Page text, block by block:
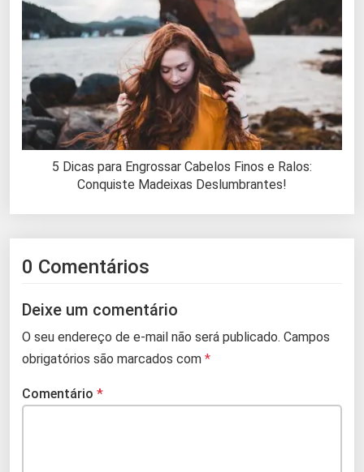
5 Dicas para Engrossar Cabelos Finos e Ralos:
Conquiste Madeixas Deslumbrantes!
0 Comentários
Deixe um comentário
O seu endereço de e-mail não será publicado. Campos
obrigatórios são marcados com *
Comentário *